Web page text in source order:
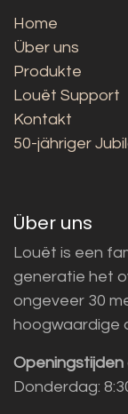
Home
Über uns
Produkte
Louët Support
Kontakt
50-jähriger
Über uns
Louët is een
generatie het
ongeveer 30
hoogwaardige
Donderdag: